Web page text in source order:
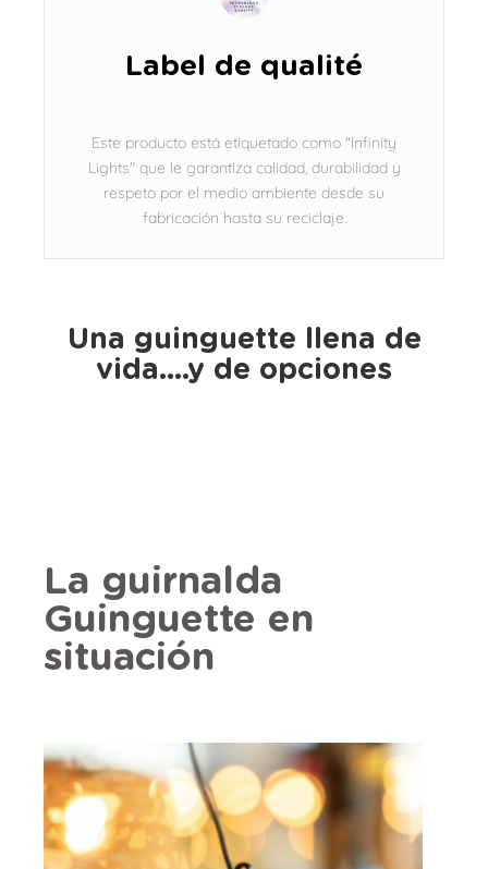
Label de qualité
Este producto está etiquetado como "Infinity
Lights" que le garantiza calidad, durabilidad y
respeto por el medio ambiente desde su
fabricación hasta su reciclaje.
Una guinguette llena de
vida....y de opciones
La guirnalda
Guinguette en
situación